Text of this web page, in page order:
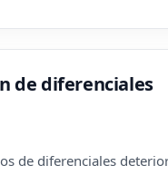
de diferenciales
de diferenciales